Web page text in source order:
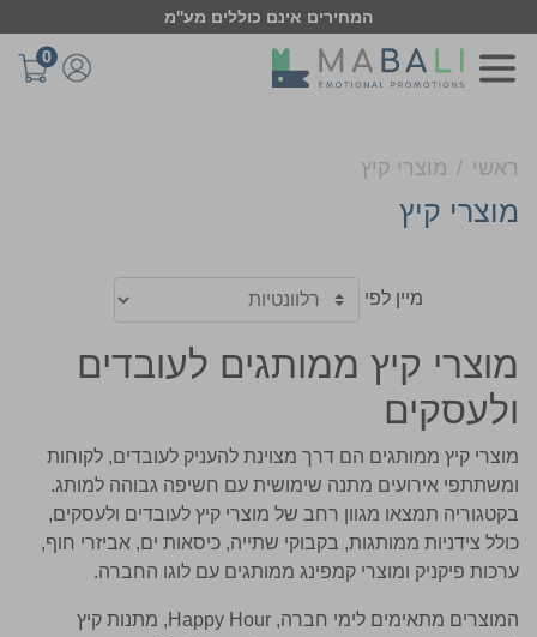
המחירים אינם כוללים מע''מ
0
ראשי מוצרי קיץ
מוצרי קיץ
מיין לפי
מוצרי קיץ ממותגים לעובדים
ולעסקים
מוצרי קיץ ממותגים הם דרך מצוינת להעניק לעובדים, לקוחות
ומשתתפי אירועים מתנה שימושית עם חשיפה גבוהה למותג.
בקטגוריה תמצאו מגוון רחב של מוצרי קיץ לעובדים ולעסקים,
כולל צידניות ממותגות, בקבוקי שתייה, כיסאות ים, אביזרי חוף,
ערכות פיקניק ומוצרי קמפינג ממותגים עם לוגו החברה.
המוצרים מתאימים לימי חברה, Happy Hour, מתנות קיץ